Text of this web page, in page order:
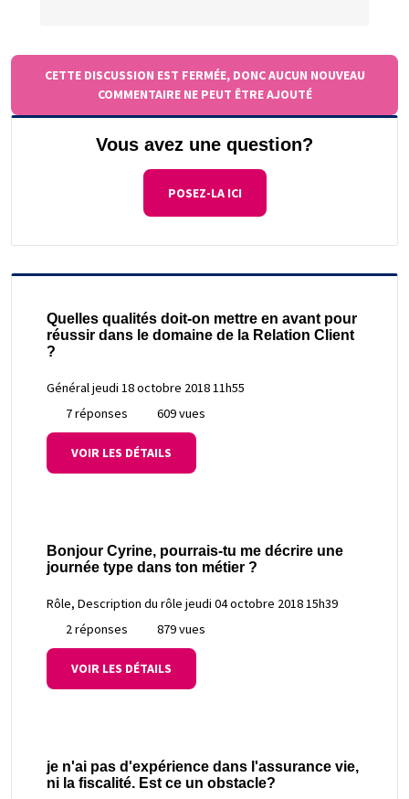
CETTE DISCUSSION EST FERMÉE, DONC AUCUN NOUVEAU
COMMENTAIRE NE PEUT ÊTRE AJOUTÉ
Vous avez une question?
POSEZ-LA ICI
Quelles qualités doit-on mettre en avant pour
réussir dans le domaine de la Relation Client
?
Généraljeudi 18 octobre 2018 11h55
7 réponses
609 vues
VOIR LES DÉTAILS
Bonjour Cyrine, pourrais-tu me décrire une
journée type dans ton métier ?
Rôle, Description du rôle jeudi 04 octobre 2018 15h39
2 réponses
879 vues
VOIR LES DÉTAILS
je n'ai pas d'expérience dans l'assurance vie,
ni la fiscalité. Est ce un obstacle?